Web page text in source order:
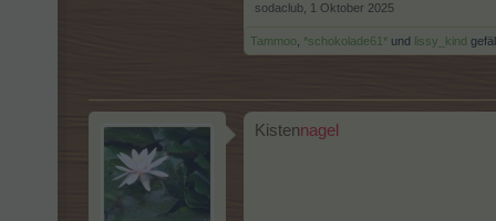
sodaclub 1 Oktober 2025
Tammoo *schokolade61* und lissy_kind
Kistennagel